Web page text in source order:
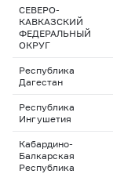
СЕВЕРО-
КАВКАЗСКИЙ
ФЕДЕРАЛЬНЫЙ
ОКРУГ
Республика
Дагестан
Республика
Ингушетия
Кабардино-
Балкарская
Республика